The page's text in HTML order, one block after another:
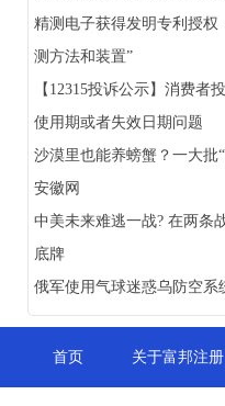
精测电子获得发明专利授权
测方法和装置”
【12315投诉公示】消费者
使用期或者失效日期问题
沙漠里也能养螃蟹？一大批
安徽网
中美未来难逃一战? 在两条
底牌
俄军使用气球迷惑乌防空系
首页 关于富邦注册